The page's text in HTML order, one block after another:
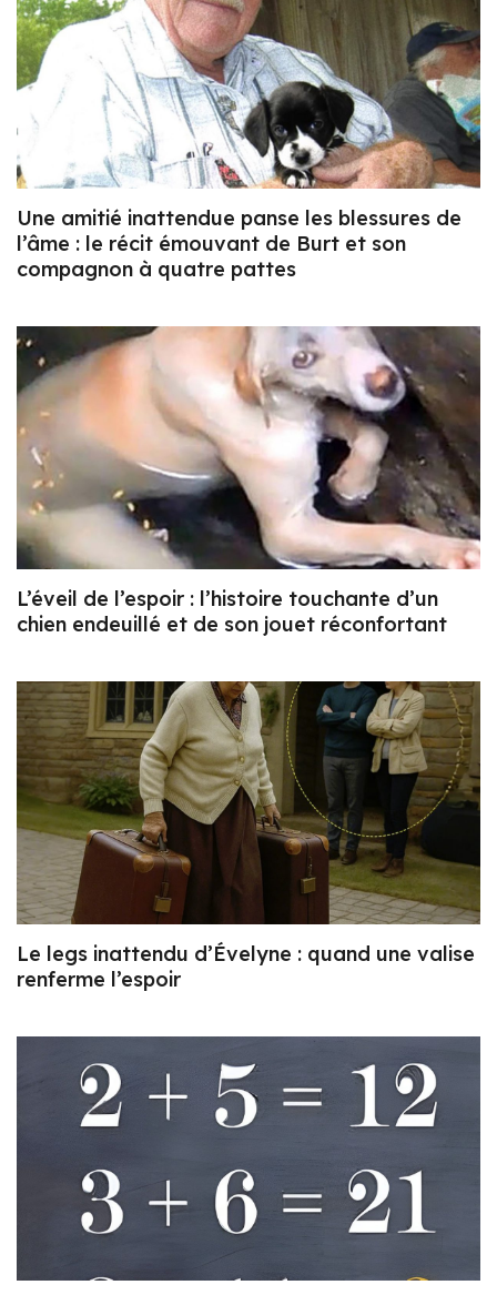
Une amitié inattendue panse les blessures de
l’âme : le récit émouvant de Burt et son
compagnon à quatre pattes
L’éveil de l’espoir : l’histoire touchante d’un
chien endeuillé et de son jouet réconfortant
Le legs inattendu d’Évelyne : quand une valise
renferme l’espoir